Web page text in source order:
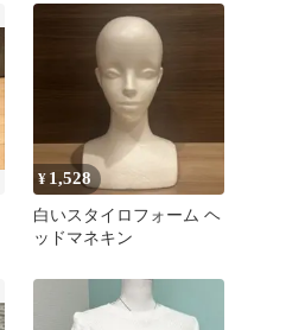
¥ 1,528
白いスタイロフォーム ヘ
ッドマネキン